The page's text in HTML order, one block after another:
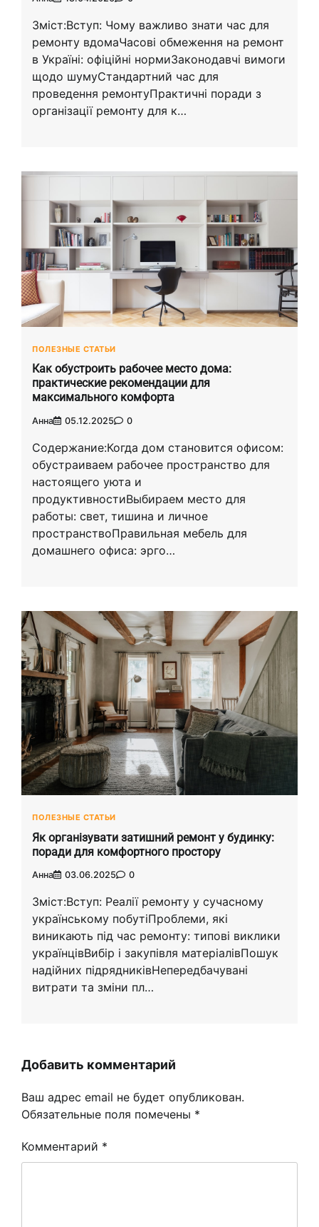
Зміст:Вступ: Чому важливо знати час для
ремонту вдомаЧасові обмеження на ремонт
в Україні: офіційні нормиЗаконодавчі вимоги
щодо шумуСтандартний час для
проведення ремонтуПрактичні поради з
організації ремонту для к…
ПОЛЕЗНЫЕ СТАТЬИ
Как обустроить рабочее место дома:
практические рекомендации для
максимального комфорта
Анна 05.12.2025 0
Содержание:Когда дом становится офисом:
обустраиваем рабочее пространство для
настоящего уюта и
продуктивностиВыбираем место для
работы: свет, тишина и личное
пространствоПравильная мебель для
домашнего офиса: эрго…
ПОЛЕЗНЫЕ СТАТЬИ
Як організувати затишний ремонт у будинку:
поради для комфортного простору
Анна 03.06.2025 0
Зміст:Вступ: Реалії ремонту у сучасному
українському побутіПроблеми, які
виникають під час ремонту: типові виклики
українцівВибір і закупівля матеріалівПошук
надійних підрядниківНепередбачувані
витрати та зміни пл…
Добавить комментарий
Ваш адрес email не будет опубликован.
Обязательные поля помечены *
Комментарий *